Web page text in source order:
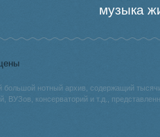
музыка
большой нотный архив, содержащий
ВУЗов, консерваторий и т.д.,